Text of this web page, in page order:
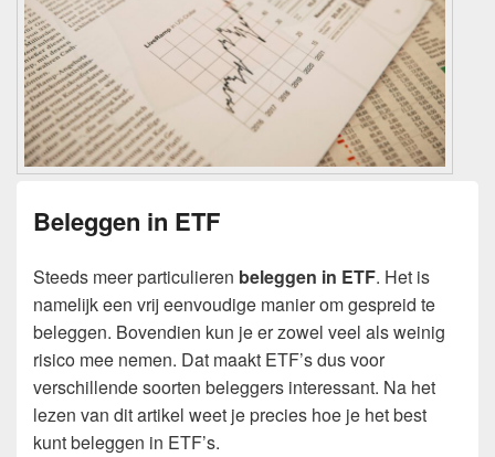
Beleggen in ETF
Steeds meer particulieren beleggen in ETF. Het is
namelijk een vrij eenvoudige manier om gespreid te
beleggen. Bovendien kun je er zowel veel als weinig
risico mee nemen. Dat maakt ETF’s dus voor
verschillende soorten beleggers interessant. Na het
lezen van dit artikel weet je precies hoe je het best
kunt beleggen in ETF’s.